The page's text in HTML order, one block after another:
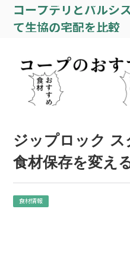
コープデリとパルシ
て生協の宅配を比較
ジップロック
食材保存を変え
食材情報